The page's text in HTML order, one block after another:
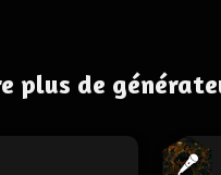
plus de